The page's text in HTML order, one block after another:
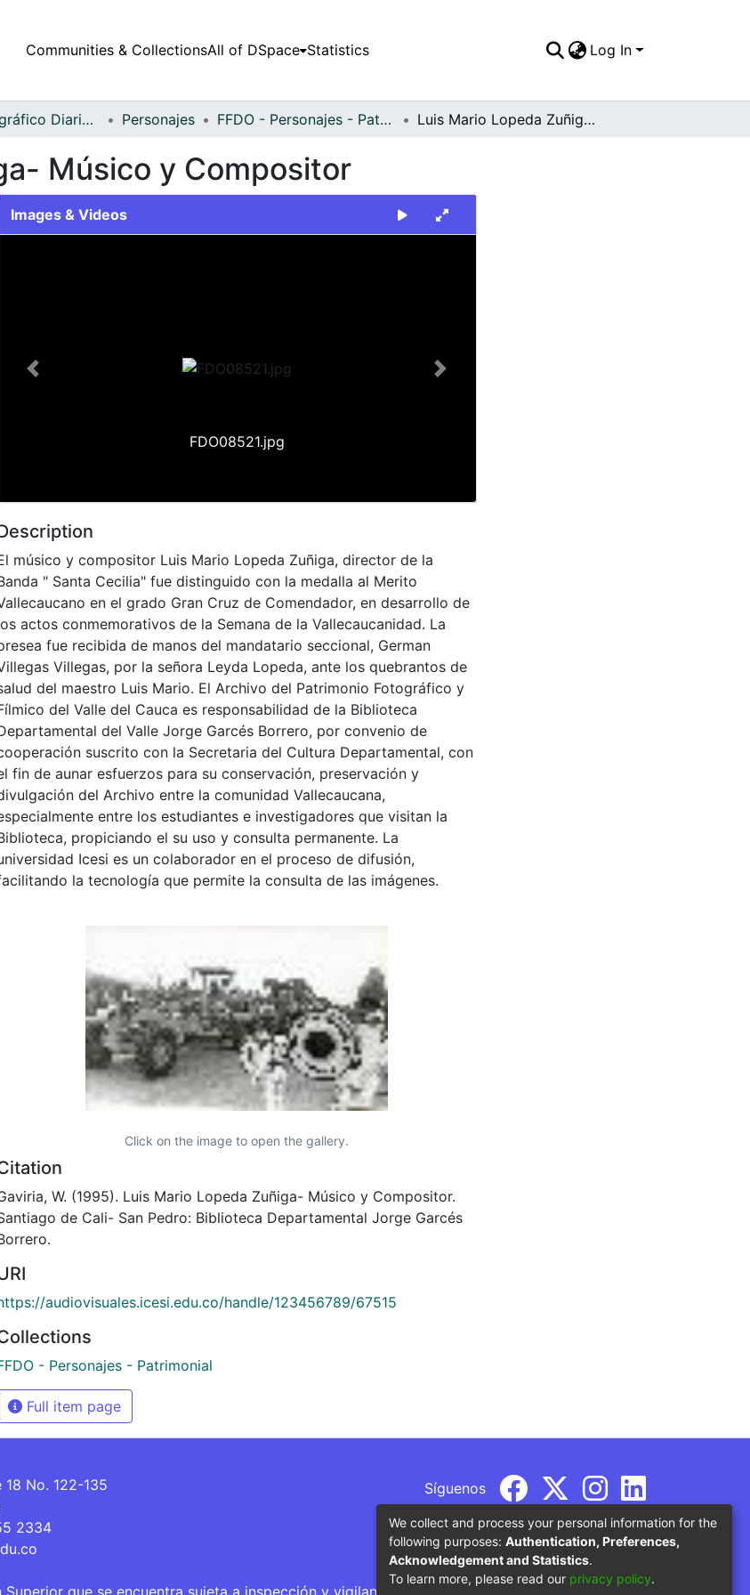
Communities & CollectionsAll of DSpace Statistics Log In
Fondo Fotográfico Diario Occidente Personajes FFDO - Personajes - Patrimonial Luis Mario Lopeda Zuñiga- Músico y Compositor
Músico y Compositor
Images & Videos
FDO08521.jpg
Previous Next
músico y compositor Luis Mario Lopeda Zuñiga, director de la
" Santa Cecilia" fue distinguido con la medalla al Merito
en el grado Gran Cruz de Comendador, en desarrollo de
actos conmemorativos de la Semana de la Vallecaucanidad. La
fue recibida de manos del mandatario seccional, German
Villegas, por la señora Leyda Lopeda, ante los quebrantos de
del maestro Luis Mario. El Archivo del Patrimonio Fotográfico y
del Valle del Cauca es responsabilidad de la Biblioteca
del Valle Jorge Garcés Borrero, por convenio de
suscrito con la Secretaria del Cultura Departamental, con
fin de aunar esfuerzos para su conservación, preservación y
del Archivo entre la comunidad Vallecaucana,
entre los estudiantes e investigadores que visitan la
propiciando el su uso y consulta permanente. La
Icesi es un colaborador en el proceso de difusión,
la tecnología que permite la consulta de las imágenes.
Click on the image to open the gallery.
W. (1995). Luis Mario Lopeda Zuñiga- Músico y Compositor.
de Cali- San Pedro: Biblioteca Departamental Jorge Garcés
audiovisuales.icesi.edu.co/handle/123456789/67515
- Personajes - Patrimonial
Full item page
No. 122-135
2334
Síguenos
que se encuentra sujeta a inspección y vigilancia por parte del Ministerio de Educación
We collect and process your personal information for the
following purposes: Authentication, Preferences,
Acknowledgement and Statistics.
To learn more, please read our privacy policy.